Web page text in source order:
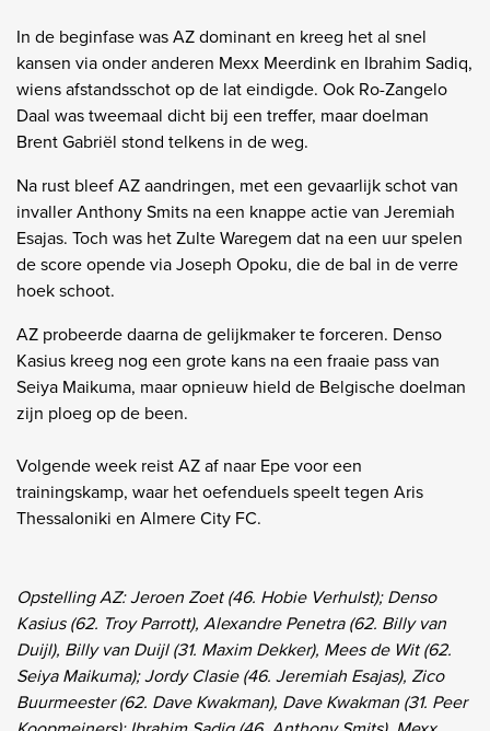
In de beginfase was AZ dominant en kreeg het al snel
kansen via onder anderen Mexx Meerdink en Ibrahim Sadiq,
wiens afstandsschot op de lat eindigde. Ook Ro-Zangelo
Daal was tweemaal dicht bij een treffer, maar doelman
Brent Gabriël stond telkens in de weg.
Na rust bleef AZ aandringen, met een gevaarlijk schot van
invaller Anthony Smits na een knappe actie van Jeremiah
Esajas. Toch was het Zulte Waregem dat na een uur spelen
de score opende via Joseph Opoku, die de bal in de verre
hoek schoot.
AZ probeerde daarna de gelijkmaker te forceren. Denso
Kasius kreeg nog een grote kans na een fraaie pass van
Seiya Maikuma, maar opnieuw hield de Belgische doelman
zijn ploeg op de been.
Volgende week reist AZ af naar Epe voor een
trainingskamp, waar het oefenduels speelt tegen Aris
Thessaloniki en Almere City FC.
Opstelling AZ: Jeroen Zoet (46. Hobie Verhulst); Denso
Kasius (62. Troy Parrott), Alexandre Penetra (62. Billy van
Duijl), Billy van Duijl (31. Maxim Dekker), Mees de Wit (62.
Seiya Maikuma); Jordy Clasie (46. Jeremiah Esajas), Zico
Buurmeester (62. Dave Kwakman), Dave Kwakman (31. Peer